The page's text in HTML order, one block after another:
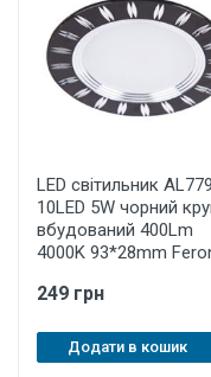
LED світильник AL779
10LED 5W чорний
вбудований 400Lm
4000K 93*28mm
249 грн
Додати в кошик